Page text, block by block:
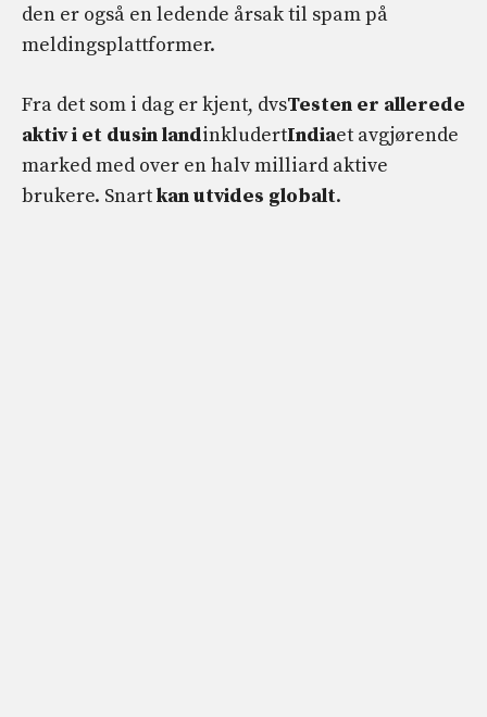
den er også en ledende årsak til spam på
meldingsplattformer.
Fra det som i dag er kjent, dvsTesten er allerede
aktiv i et dusin landinkludertIndiaet avgjørende
marked med over en halv milliard aktive
brukere. Snartkan utvides globalt.